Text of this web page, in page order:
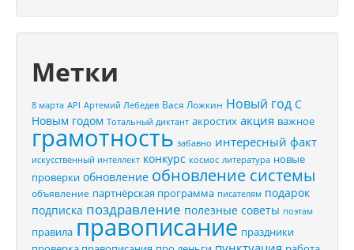
Метки
8 марта API Артемий Лебедев Вася Ложкин Новый год С
Новым годом Тотальный диктант акростих акция важное
грамотность забавно интересный факт
искусственный интеллект конкурс космос литература новые
проверки обновление обновление системы
объявление партнёрская программа писателям подарок
подписка поздравление полезные советы поэтам
правила правописание праздники